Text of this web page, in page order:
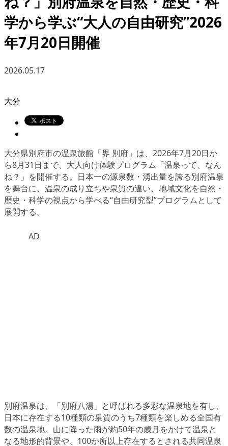
学から学ぶ“大人の自由研究”2026
年7月20日開催
2026.05.17
大分
大分県別府市の温泉旅館「界 別府」は、2026年7月20日か
ら8月31日まで、大人向け体験プログラム「温泉って、なん
ね？」を開催する。日本一の源泉数・湧出量を誇る別府温泉
を舞台に、温泉の成り立ちや泉質の違い、地域文化を自然・
歴史・科学の視点から学べる“自由研究型”プログラムとして
展開する。
AD
別府温泉は、「別府八湯」と呼ばれる多彩な温泉地を有し、
日本に存在する10種類の泉質のうち7種類を楽しめる全国有
数の温泉地。山に降った雨が約50年の歳月をかけて温泉と
なる地形的背景や、100か所以上存在するとされる共同温泉